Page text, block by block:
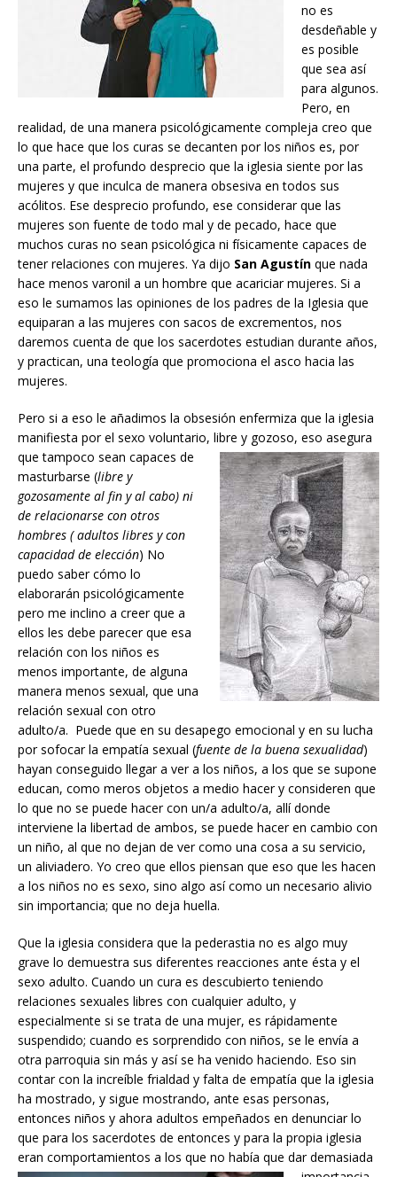
no es
desdeñable y
es posible
que sea así
para algunos.
Pero, en
realidad, de una manera psicológicamente compleja creo que
lo que hace que los curas se decanten por los niños es, por
una parte, el profundo desprecio que la iglesia siente por las
mujeres y que inculca de manera obsesiva en todos sus
acólitos. Ese desprecio profundo, ese considerar que las
mujeres son fuente de todo mal y de pecado, hace que
muchos curas no sean psicológica ni físicamente capaces de
tener relaciones con mujeres. Ya dijo San Agustín que nada
hace menos varonil a un hombre que acariciar mujeres. Si a
eso le sumamos las opiniones de los padres de la Iglesia que
equiparan a las mujeres con sacos de excrementos, nos
daremos cuenta de que los sacerdotes estudian durante años,
y practican, una teología que promociona el asco hacia las
mujeres.
Pero si a eso le añadimos la obsesión enfermiza que la iglesia
manifiesta por el sexo voluntario, libre y gozoso, eso asegura
que tampoco sean capaces de
masturbarse (libre y
gozosamente al fin y al cabo) ni
de relacionarse con otros
hombres ( adultos libres y con
capacidad de elección) No
puedo saber cómo lo
elaborarán psicológicamente
pero me inclino a creer que a
ellos les debe parecer que esa
relación con los niños es
menos importante, de alguna
manera menos sexual, que una
relación sexual con otro
adulto/a. Puede que en su desapego emocional y en su lucha
por sofocar la empatía sexual (fuente de la buena sexualidad)
hayan conseguido llegar a ver a los niños, a los que se supone
educan, como meros objetos a medio hacer y consideren que
lo que no se puede hacer con un/a adulto/a, allí donde
interviene la libertad de ambos, se puede hacer en cambio con
un niño, al que no dejan de ver como una cosa a su servicio,
un aliviadero. Yo creo que ellos piensan que eso que les hacen
a los niños no es sexo, sino algo así como un necesario alivio
sin importancia; que no deja huella.
Que la iglesia considera que la pederastia no es algo muy
grave lo demuestra sus diferentes reacciones ante ésta y el
sexo adulto. Cuando un cura es descubierto teniendo
relaciones sexuales libres con cualquier adulto, y
especialmente si se trata de una mujer, es rápidamente
suspendido; cuando es sorprendido con niños, se le envía a
otra parroquia sin más y así se ha venido haciendo. Eso sin
contar con la increíble frialdad y falta de empatía que la iglesia
ha mostrado, y sigue mostrando, ante esas personas,
entonces niños y ahora adultos empeñados en denunciar lo
que para los sacerdotes de entonces y para la propia iglesia
eran comportamientos a los que no había que dar demasiada